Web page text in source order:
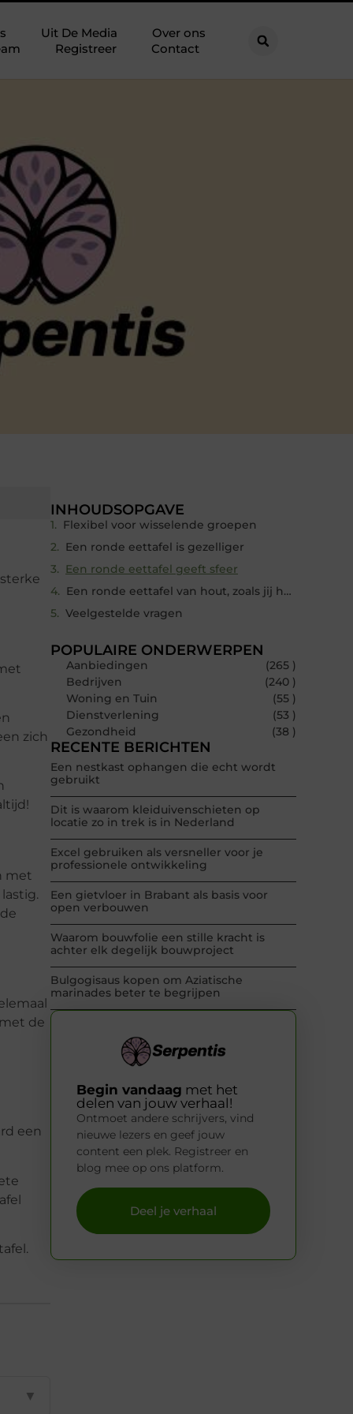
Uit De Media
Over ons
Registreer Contact
zich
met
de
een
▼
INHOUDSOPGAVE
Flexibel voor wisselende groepen
Een ronde eettafel is gezelliger
Een ronde eettafel geeft sfeer
Een ronde eettafel van hout, zoals jij het wil
Veelgestelde vragen
POPULAIRE ONDERWERPEN
Aanbiedingen
(265 )
Bedrijven
(240 )
Woning en Tuin
(55 )
Dienstverlening
(53 )
Gezondheid
(38 )
RECENTE BERICHTEN
Een nestkast ophangen die echt wordt
gebruikt
Dit is waarom kleiduivenschieten op
locatie zo in trek is in Nederland
Excel gebruiken als versneller voor je
professionele ontwikkeling
Een gietvloer in Brabant als basis voor
open verbouwen
Waarom bouwfolie een stille kracht is
achter elk degelijk bouwproject
Bulgogisaus kopen om Aziatische
marinades beter te begrijpen
Begin vandaag met het
delen van jouw verhaal!
Ontmoet andere schrijvers, vind
nieuwe lezers en geef jouw
content een plek. Registreer en
blog mee op ons platform.
Deel je verhaal